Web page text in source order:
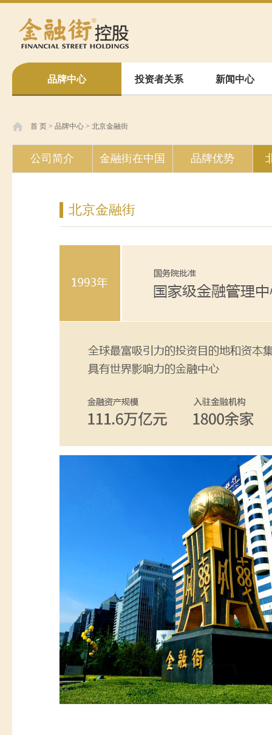
品牌中心 投资者关系 新闻中心
首 页 > 品牌中心 > 北京金融街
公司简介 金融街在中国 品牌优势
北京金融街